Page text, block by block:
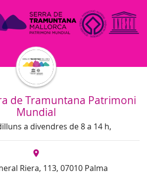
de Tramuntana Patrimoni
Mundial
a divendres de 8 a 14 h,
Riera, 113, 07010 Palma